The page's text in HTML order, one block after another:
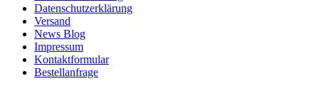
Datenschutzerklärung
Versand
News Blog
Impressum
Kontaktformular
Bestellanfrage